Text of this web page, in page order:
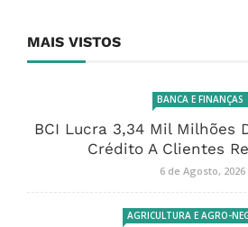
MAIS VISTOS
BANCA E FINANÇAS
BCI Lucra 3,34 Mil Milhões
Crédito A Clientes
6 de Agosto, 2026
AGRICULTURA E AGRO-